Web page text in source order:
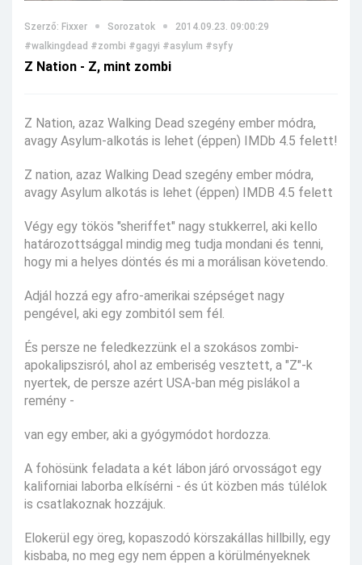
Szerző: Fixxer Sorozatok
2014.09.23. 09:00:29
#walkingdead #zombi #gagyi #asylum #syfy
Z Nation - Z, mint zombi
Z Nation, azaz Walking Dead szegény ember módra,
avagy Asylum-alkotás is lehet (éppen) IMDb 4.5 felett!
Z nation, azaz Walking Dead szegény ember módra,
avagy Asylum alkotás is lehet (éppen) IMDB 4.5 felett
Végy egy tökös "sheriffet" nagy stukkerrel, aki kello
határozottsággal mindig meg tudja mondani és tenni,
hogy mi a helyes döntés és mi a morálisan követendo.
Adjál hozzá egy afro-amerikai szépséget nagy
pengével, aki egy zombitól sem fél.
És persze ne feledkezzünk el a szokásos zombi-
apokalipszisról, ahol az emberiség vesztett, a "Z"-k
nyertek, de persze azért USA-ban még pislákol a
remény -
van egy ember, aki a gyógymódot hordozza.
A fohösünk feladata a két lábon járó orvosságot egy
kaliforniai laborba elkísérni - és út közben más túlélok
is csatlakoznak hozzájuk.
Elokerül egy öreg, kopaszodó körszakállas hillbilly, egy
kisbaba, no meg egy nem éppen a körülményeknek